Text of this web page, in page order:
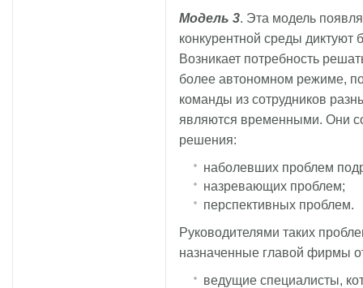
Модель 3. Эта модель
конкурентной среды
Возникает потребность
более автономном режиме,
команды из сотрудников
являются временными. Они
решения:
наболевших проблем
назревающих проблем;
перспективных проблем.
Руководителями таких
назначенные главой фирмы
ведущие специалисты,